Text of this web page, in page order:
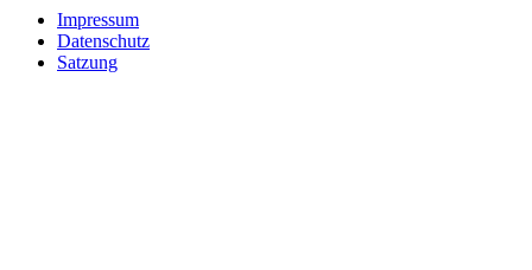
Impressum
Datenschutz
Satzung